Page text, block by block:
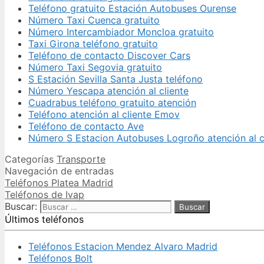
Teléfono gratuito Estación Autobuses Ourense
Número Taxi Cuenca gratuito
Número Intercambiador Moncloa gratuito
Taxi Girona teléfono gratuito
Teléfono de contacto Discover Cars
Número Taxi Segovia gratuito
S Estación Sevilla Santa Justa teléfono
Número Yescapa atención al cliente
Cuadrabus teléfono gratuito atención
Teléfono atención al cliente Emov
Teléfono de contacto Ave
Número S Estacion Autobuses Logroño atención al
Categorías Transporte
Navegación de entradas
Teléfonos Platea Madrid
Teléfonos de Ivap
Buscar:
Últimos teléfonos
Teléfonos Estacion Mendez Alvaro Madrid
Teléfonos Bolt